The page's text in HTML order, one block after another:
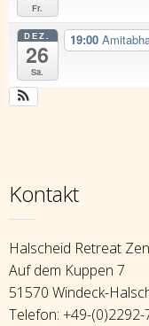
Fr.
DEZ.
26
Sa.
19:00
Kontakt
Halscheid Retreat
Auf dem Kuppen 7
51570 Windeck-
Telefon: +49-(0)2292-